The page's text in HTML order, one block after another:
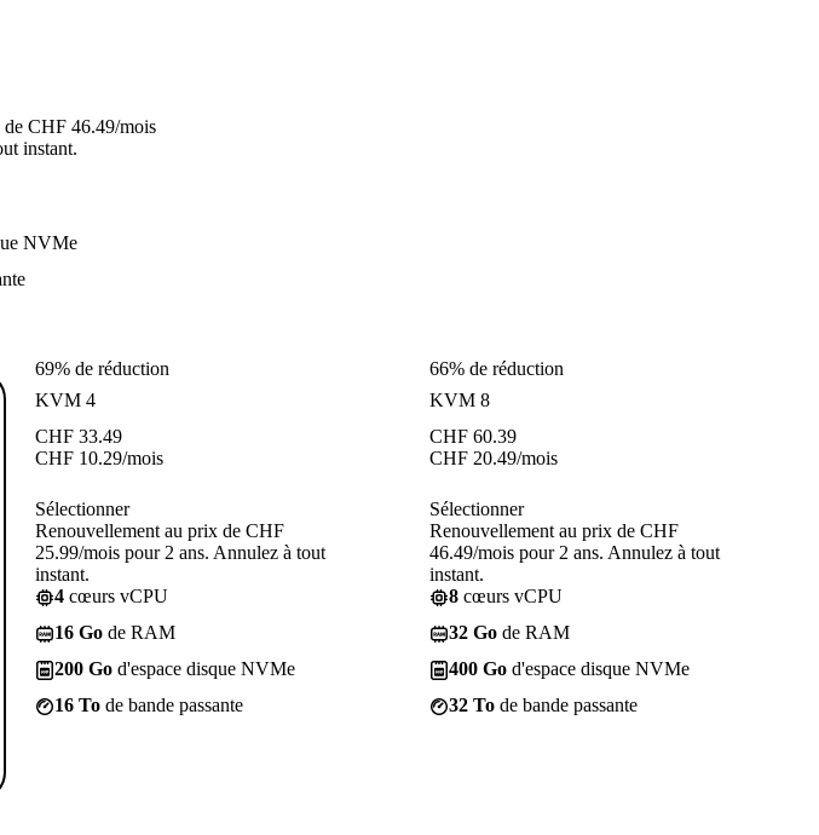
CHF 46.49/mois
instant.
NVMe
69% de réduction
KVM 4
CHF 33.49
CHF 10.29/mois
Sélectionner
Renouvellement au prix de CHF
25.99/mois pour 2 ans. Annulez à tout
instant.
4 cœurs vCPU
16 Go de RAM
200 Go d'espace disque NVMe
16 To de bande passante
66% de réduction
KVM 8
CHF 60.39
CHF 20.49/mois
Sélectionner
Renouvellement au prix de CHF
46.49/mois pour 2 ans. Annulez à tout
instant.
8 cœurs vCPU
32 Go de RAM
400 Go d'espace disque NVMe
32 To de bande passante